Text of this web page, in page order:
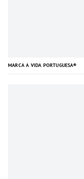
MARCA A VIDA PORTUGUESA®